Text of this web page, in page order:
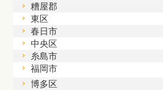
糟屋郡
東区
春日市
中央区
糸島市
福岡市
博多区